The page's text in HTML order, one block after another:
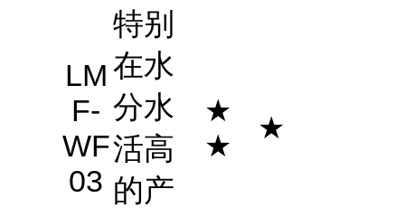
LM
F-
WF
03
特别
在水
分水
活高
的产
★
★
★